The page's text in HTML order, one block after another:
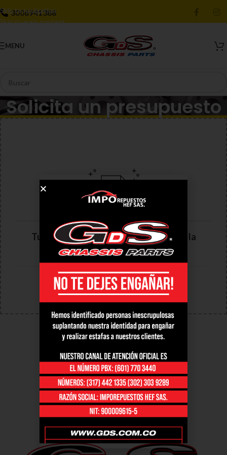
Skip to navigation
Skip to main content
3006941388
MENU
Solicita un presupuesto
Tu lista está vacía, añade productos a la
lista para enviar una solicitud
Volver a la tienda